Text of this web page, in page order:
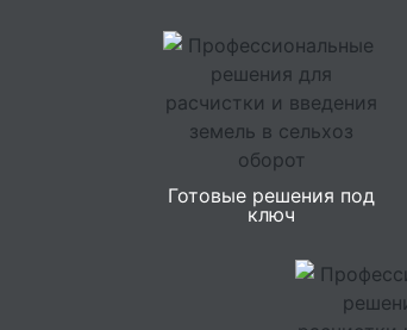
Готовые решения под
ключ